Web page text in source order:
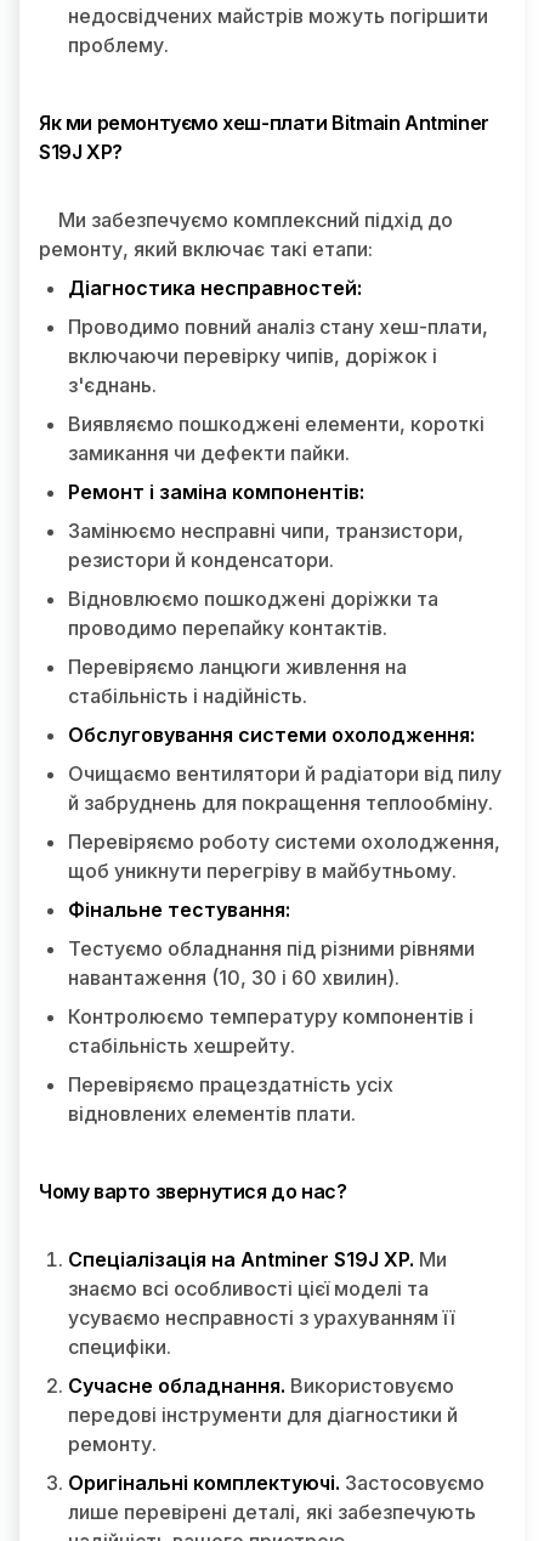
недосвідчених майстрів можуть погіршити
проблему.
Як ми ремонтуємо хеш-плати Bitmain Antminer
S19J XP?
Ми забезпечуємо комплексний підхід до
ремонту, який включає такі етапи:
Діагностика несправностей:
Проводимо повний аналіз стану хеш-плати,
включаючи перевірку чипів, доріжок і
з'єднань.
Виявляємо пошкоджені елементи, короткі
замикання чи дефекти пайки.
Ремонт і заміна компонентів:
Замінюємо несправні чипи, транзистори,
резистори й конденсатори.
Відновлюємо пошкоджені доріжки та
проводимо перепайку контактів.
Перевіряємо ланцюги живлення на
стабільність і надійність.
Обслуговування системи охолодження:
Очищаємо вентилятори й радіатори від пилу
й забруднень для покращення теплообміну.
Перевіряємо роботу системи охолодження,
щоб уникнути перегріву в майбутньому.
Фінальне тестування:
Тестуємо обладнання під різними рівнями
навантаження (10, 30 і 60 хвилин).
Контролюємо температуру компонентів і
стабільність хешрейту.
Перевіряємо працездатність усіх
відновлених елементів плати.
Чому варто звернутися до нас?
Спеціалізація на Antminer S19J XP. Ми
знаємо всі особливості цієї моделі та
усуваємо несправності з урахуванням її
специфіки.
Сучасне обладнання. Використовуємо
передові інструменти для діагностики й
ремонту.
Оригінальні комплектуючі. Застосовуємо
лише перевірені деталі, які забезпечують